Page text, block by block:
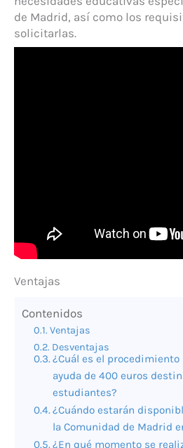
de Madrid, así como los
solicitarlas.
Ventajas
Contenidos
Ventajas
Desventajas
¿Cuál es el
ayuda de 400 euros
estudiantes?
¿Cuándo estarán
la Comunidad de Madrid
¿En qué momento se